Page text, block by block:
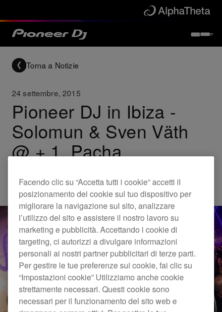
Torna a Notizie
24 settembre, 2015
Pioneer DJ in Ibiza -
Solomun & Sven Väth
@ + 1, Pacha
Others
Facendo clic su “Accetta tutti i cookie” accetti il
posizionamento dei cookie sul tuo dispositivo per
migliorare la navigazione sul sito, analizzare
l’utilizzo del sito e assistere il nostro lavoro su
marketing e pubblicità. Accettando i cookie di
targeting, ci autorizzi a divulgare informazioni
personali ai nostri partner pubblicitari di terze parti.
Per gestire le tue preferenze sui cookie, fai clic su
“Impostazioni cookie” Utilizziamo anche cookie
strettamente necessari. Questi cookie sono
necessari per il funzionamento del sito web e